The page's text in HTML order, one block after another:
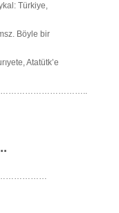
Türkiye,
Böyle bir
Atatütk’e